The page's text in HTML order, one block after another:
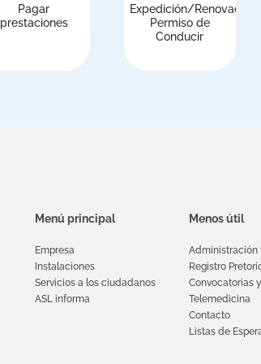
Pagar
prestaciones
Expedición/Renovación
Permiso de
Conducir
Menú principal
Empresa
Instalaciones
Servicios a los ciudadanos
ASL informa
Menos útil
Administración
Registro
Convocatorias
Telemedicina
Contacto
Listas de